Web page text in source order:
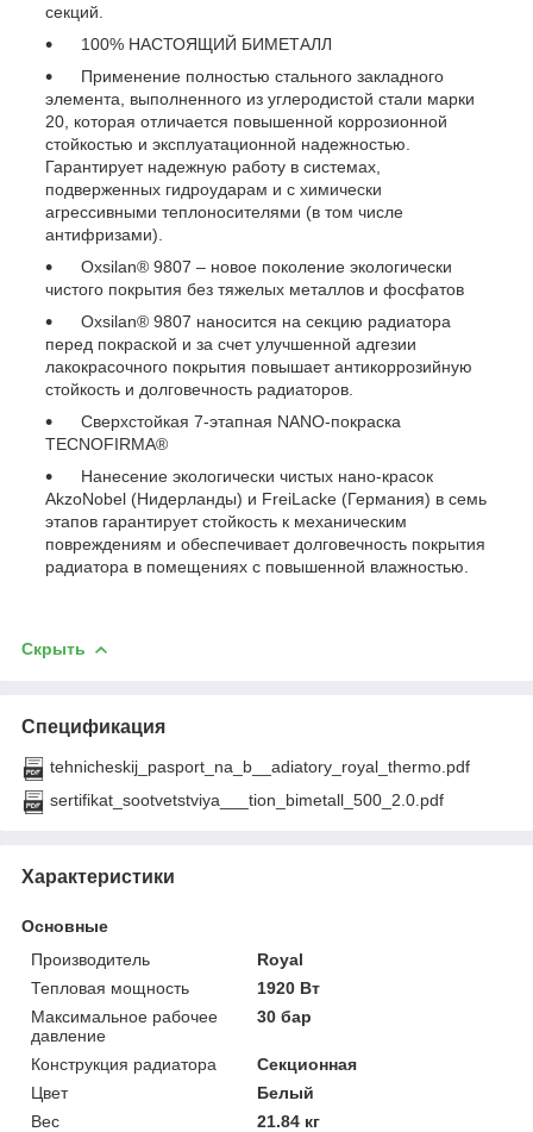
секций.
100% НАСТОЯЩИЙ БИМЕТАЛЛ
Применение полностью стального закладного
элемента, выполненного из углеродистой стали марки
20, которая отличается повышенной коррозионной
стойкостью и эксплуатационной надежностью.
Гарантирует надежную работу в системах,
подверженных гидроударам и с химически
агрессивными теплоносителями (в том числе
антифризами).
Oxsilan® 9807 – новое поколение экологически
чистого покрытия без тяжелых металлов и фосфатов
Oxsilan® 9807 наносится на секцию радиатора
перед покраской и за счет улучшенной адгезии
лакокрасочного покрытия повышает антикоррозийную
стойкость и долговечность радиаторов.
Сверхстойкая 7-этапная NANO-покраска
TECNOFIRMA®
Нанесение экологически чистых нано-красок
AkzoNobel (Нидерланды) и FreiLacke (Германия) в семь
этапов гарантирует стойкость к механическим
повреждениям и обеспечивает долговечность покрытия
радиатора в помещениях с повышенной влажностью.
Скрыть
Спецификация
tehnicheskij_pasport_na_b__adiatory_royal_thermo.pdf
sertifikat_sootvetstviya___tion_bimetall_500_2.0.pdf
Характеристики
Основные
Производитель
Royal
Тепловая мощность
1920 Вт
Максимальное рабочее
давление
30 бар
Конструкция радиатора
Секционная
Цвет
Белый
Вес
21.84 кг